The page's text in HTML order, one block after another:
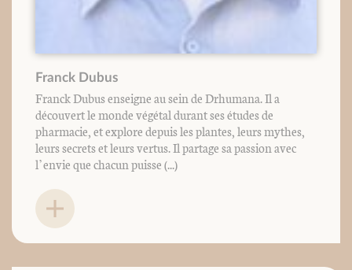
Franck Dubus
Franck Dubus enseigne au sein de Drhumana. Il a
découvert le monde végétal durant ses études de
pharmacie, et explore depuis les plantes, leurs mythes,
leurs secrets et leurs vertus. Il partage sa passion avec
l’envie que chacun puisse (...)